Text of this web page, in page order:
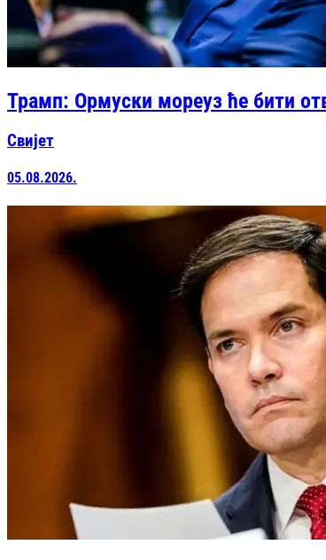
Трамп: Ормуски мореуз ће бити
Свијет
05.08.2026.